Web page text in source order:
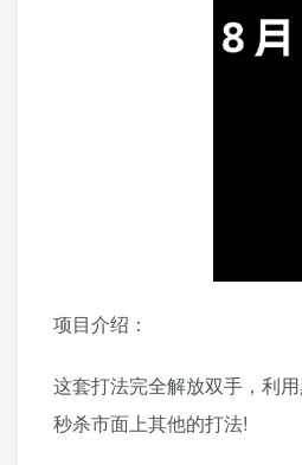
项目介绍：
这套打法完全解放双手，利
秒杀市面上其他的打法!